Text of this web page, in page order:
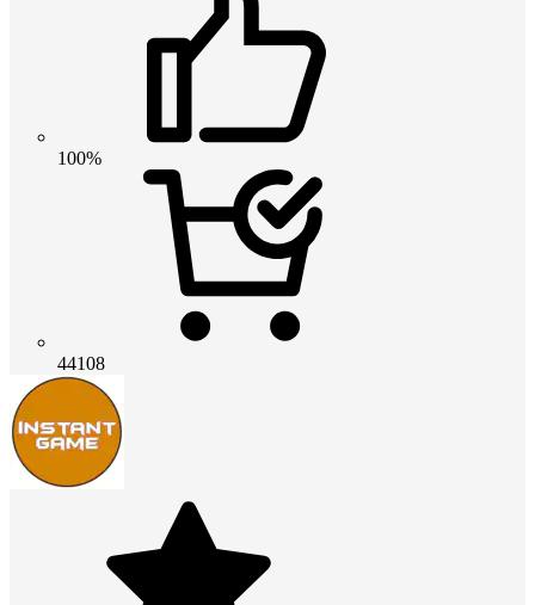
100%
44108